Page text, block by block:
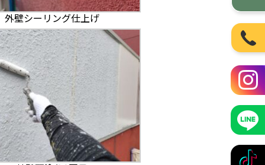
外壁シーリング仕上げ